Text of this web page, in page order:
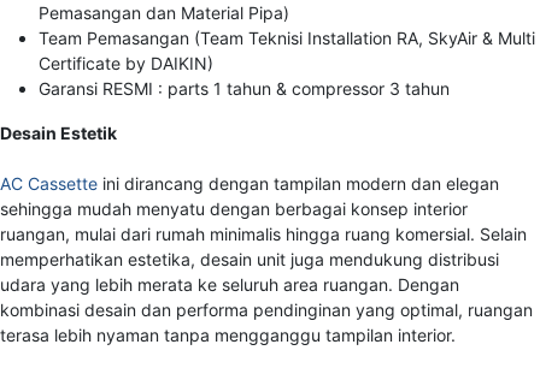
Pemasangan dan Material Pipa)
Team Pemasangan (Team Teknisi Installation RA, SkyAir & Multi
Certificate by DAIKIN)
Garansi RESMI : parts 1 tahun & compressor 3 tahun
Desain Estetik
AC Cassette ini dirancang dengan tampilan modern dan elegan
sehingga mudah menyatu dengan berbagai konsep interior
ruangan, mulai dari rumah minimalis hingga ruang komersial. Selain
memperhatikan estetika, desain unit juga mendukung distribusi
udara yang lebih merata ke seluruh area ruangan. Dengan
kombinasi desain dan performa pendinginan yang optimal, ruangan
terasa lebih nyaman tanpa mengganggu tampilan interior.